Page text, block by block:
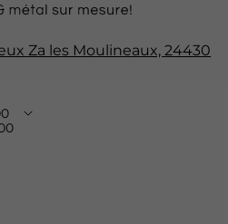
Za les Moulineaux,24430